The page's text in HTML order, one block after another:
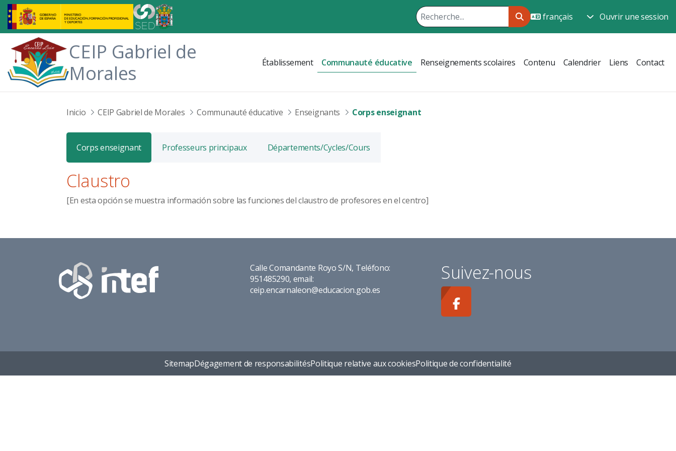
Saut au contenu principal
Ouvrir une session
CEIP Gabriel de
Morales
Établissement Communauté éducative Renseignements scolaires Contenu Calendrier Liens Contact
Inicio CEIP Gabriel de Morales Communauté éducative Enseignants Corps enseignant
Corps enseignant Professeurs principaux Départements/Cycles/Cours
Claustro
[En esta opción se muestra información sobre las funciones del claustro de profesores en el centro]
Calle Comandante Royo S/N, Teléfono:
951485290, email:
ceip.encarnaleon@educacion.gob.es
Suivez-nous
SitemapDégagement de responsabilitésPolitique relative aux cookiesPolitique de confidentialité